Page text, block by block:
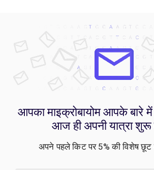
आपका माइक्रोबायोम आपके बारे
आज ही अपनी यात्रा
अपने पहले किट पर 5% की विशेष छूट